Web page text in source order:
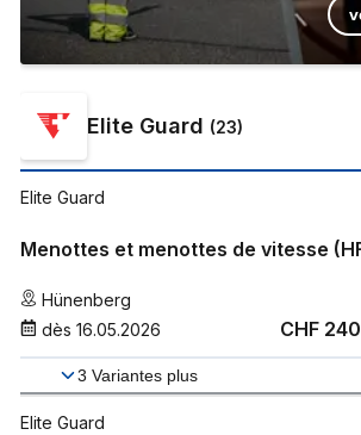
Elite Guard (23)
Elite Guard
Menottes et menottes de vitesse
Hünenberg
dès 16.05.2026 CHF 240
3 Variantes plus
Elite Guard